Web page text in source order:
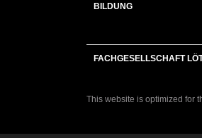
BILDUNG
FACHGESELLSCHAFT
This website is optimized for